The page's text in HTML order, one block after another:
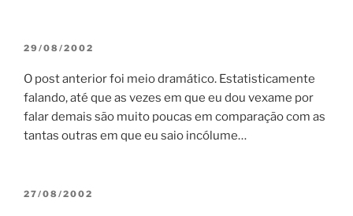
POSTED
29/08/2002
O post anterior foi meio dramático. Estatisticamente
falando, até que as vezes em que eu dou vexame por
falar demais são muito poucas em comparação com as
tantas outras em que eu saio incólume…
POSTED
27/08/2002